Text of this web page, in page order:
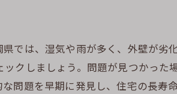
料の選び方と適用
ナンス方法
よる外壁の影響を理解する
では、湿気や雨が多く、外壁が劣
クしましょう。問題が見つかった
問題を早期に発見し、住宅の長寿